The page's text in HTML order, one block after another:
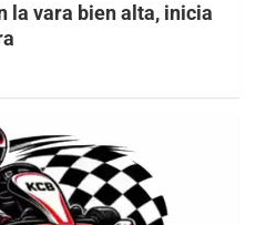
la vara bien alta, inicia